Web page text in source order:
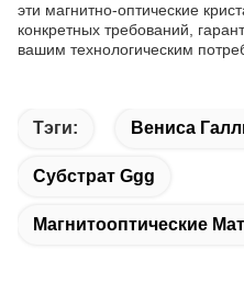
эти магнитно-оптические
конкретных требований,
вашим технологическим
Тэги: Вениса
Субстрат Ggg
Магнитооптические